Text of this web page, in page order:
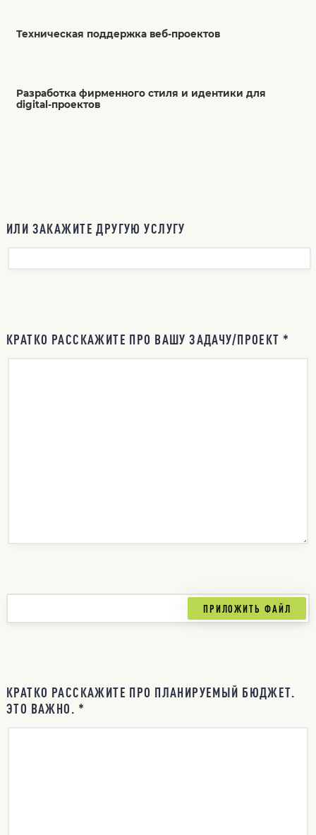
Техническая поддержка веб-проектов
Разработка фирменного стиля и идентики для
digital-проектов
ИЛИ ЗАКАЖИТЕ ДРУГУЮ УСЛУГУ
КРАТКО РАССКАЖИТЕ ПРО ВАШУ ЗАДАЧУ/ПРОЕКТ *
КРАТКО РАССКАЖИТЕ ПРО ПЛАНИРУЕМЫЙ БЮДЖЕТ.
ЭТО ВАЖНО. *